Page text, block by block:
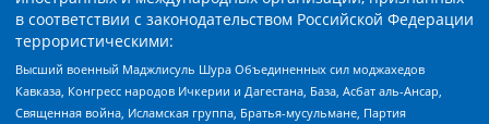
в соответствии с законодательством Российской Федерации
террористическими:
Высший военный Маджлисуль Шура Объединенных сил моджахедов
Кавказа, Конгресс народов Ичкерии и Дагестана, База, Асбат аль-Ансар,
Священная война, Исламская группа, Братья-мусульмане, Партия